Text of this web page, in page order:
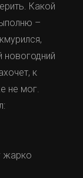
Какой
–
новогодний
к
не мог.
жарко